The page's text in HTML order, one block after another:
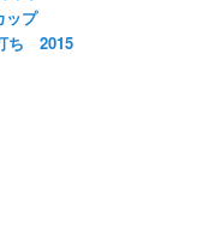
ップ
ち 2015